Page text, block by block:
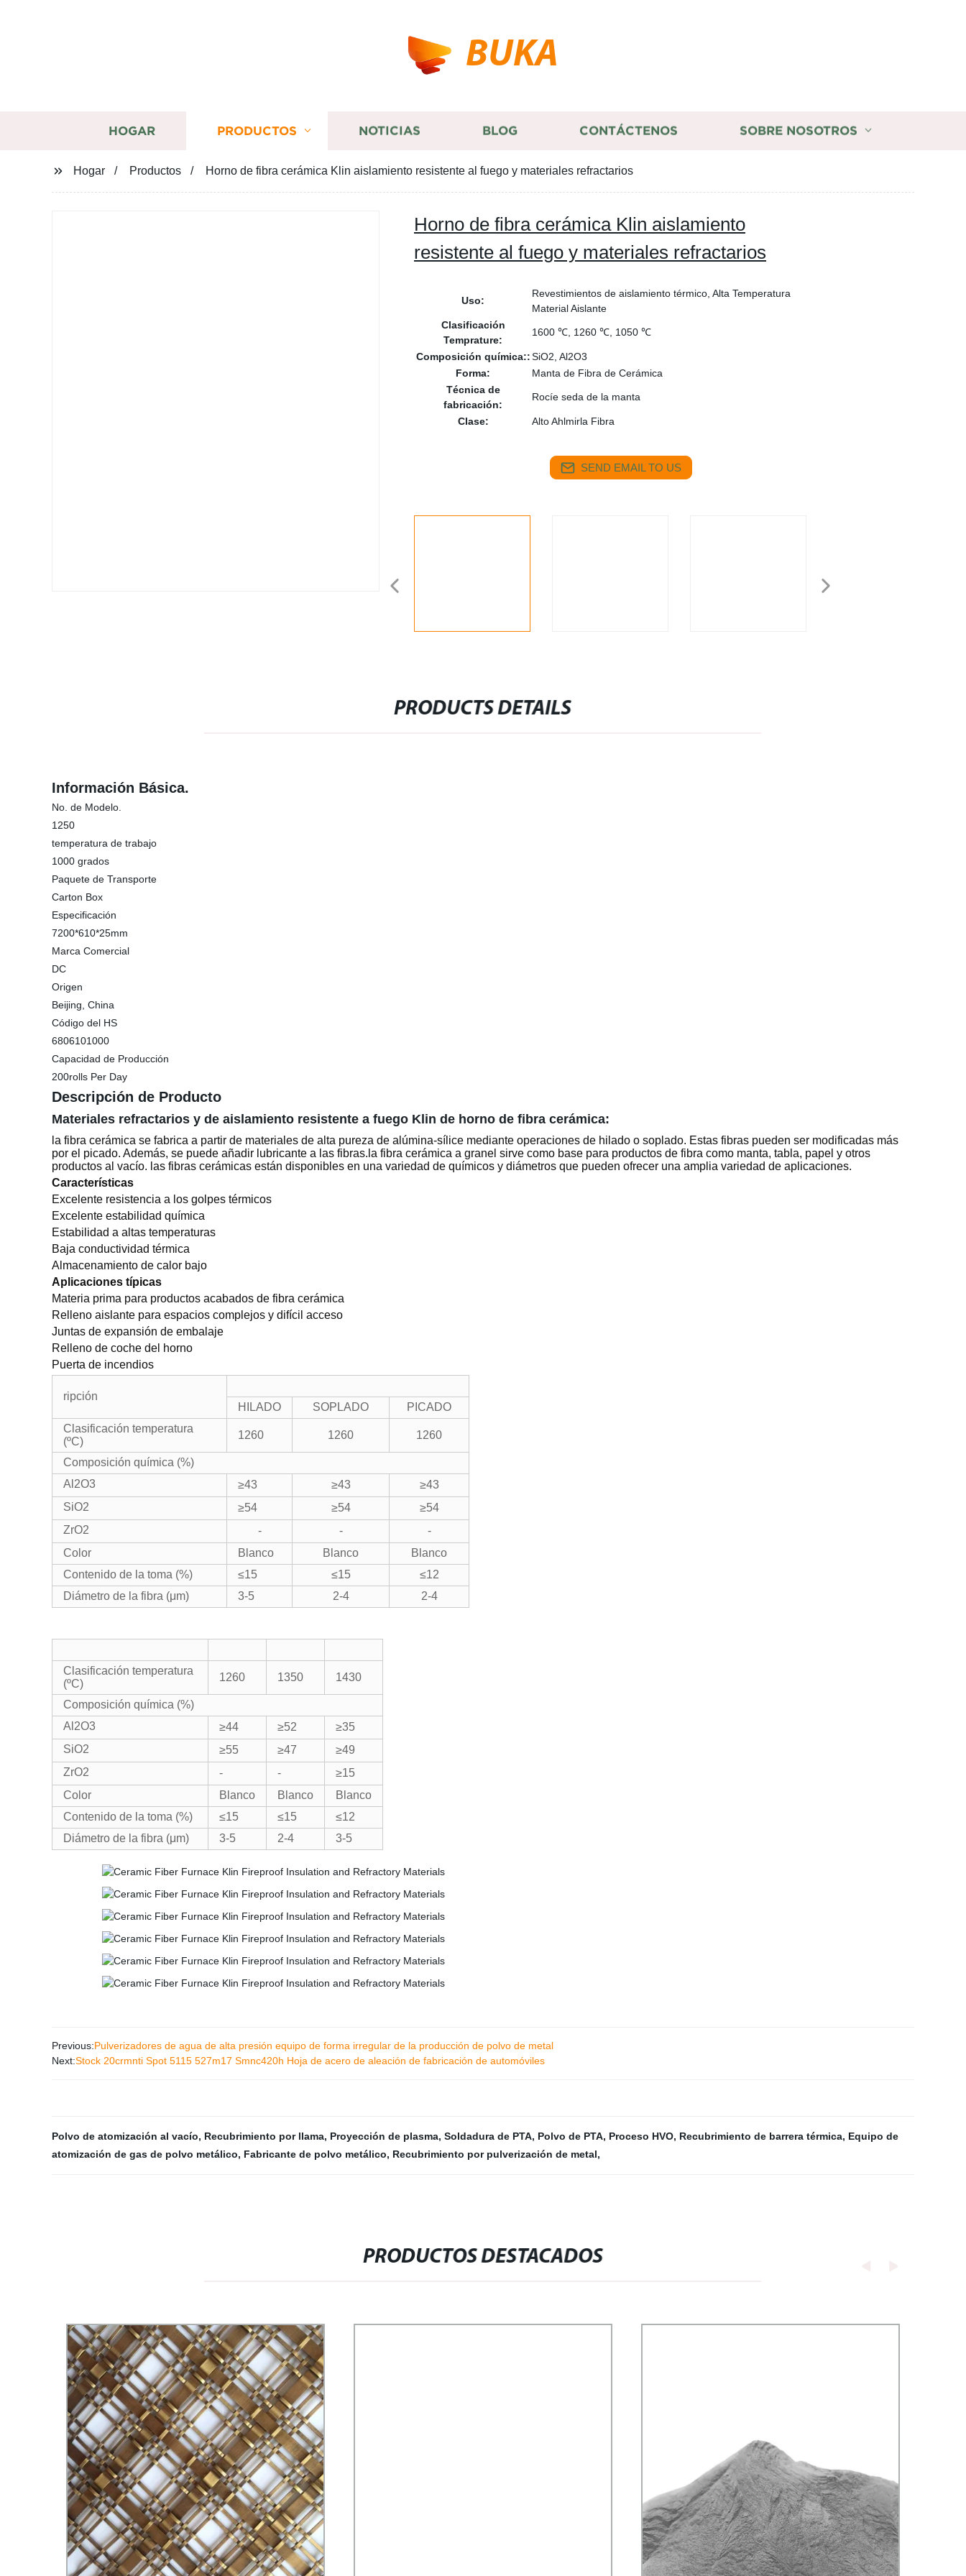
BUKA
HOGAR PRODUCTOS NOTICIAS BLOG CONTÁCTENOS SOBRE NOSOTROS
Hogar Productos Horno de fibra cerámica Klin aislamiento resistente al fuego y materiales refractarios
Horno de fibra cerámica Klin aislamiento
resistente al fuego y materiales refractarios
Uso:
Revestimientos de aislamiento térmico, Alta Temperatura
Material Aislante
Clasificación
Temprature:
1600 ℃, 1260 ℃, 1050 ℃
Composición química::SiO2, Al2O3
Forma:
Manta de Fibra de Cerámica
Técnica de
fabricación:
Rocíe seda de la manta
Clase: Alto Ahlmirla Fibra
SEND EMAIL TO US
PRODUCTS DETAILS
Información Básica.
No. de Modelo.
1250
temperatura de trabajo
1000 grados
Paquete de Transporte
Carton Box
Especificación
7200*610*25mm
Marca Comercial
DC
Origen
Beijing, China
Código del HS
6806101000
Capacidad de Producción
200rolls Per Day
Descripción de Producto
Materiales refractarios y de aislamiento resistente a fuego Klin de horno de fibra cerámica:
la fibra cerámica se fabrica a partir de materiales de alta pureza de alúmina-sílice mediante operaciones de hilado o soplado. Estas fibras pueden ser modificadas más
por el picado. Además, se puede añadir lubricante a las fibras.la fibra cerámica a granel sirve como base para productos de fibra como manta, tabla, papel y otros
productos al vacío. las fibras cerámicas están disponibles en una variedad de químicos y diámetros que pueden ofrecer una amplia variedad de aplicaciones.
Características
Excelente resistencia a los golpes térmicos
Excelente estabilidad química
Estabilidad a altas temperaturas
Baja conductividad térmica
Almacenamiento de calor bajo
Aplicaciones típicas
Materia prima para productos acabados de fibra cerámica
Relleno aislante para espacios complejos y difícil acceso
Juntas de expansión de embalaje
Relleno de coche del horno
Puerta de incendios
ripción
HILADO
SOPLADO
PICADO
Clasificación temperatura
(ºC)
1260 1260 1260
Composición química (%)
Al2O3
≥43 ≥43
≥43
SiO2
≥54 ≥54
≥54
ZrO2
- -
-
Color
Blanco Blanco
Blanco
Contenido de la toma (%)
≤15 ≤15
≤12
Diámetro de la fibra (μm)
3-5 2-4 2-4
Clasificación temperatura
(ºC)
1260 1350 1430
Composición química (%)
Al2O3
≥44 ≥52
≥35
SiO2
≥55 ≥47
≥49
ZrO2
- -
≥15
Color
Blanco Blanco
Blanco
Contenido de la toma (%)
≤15 ≤15
≤12
Diámetro de la fibra (μm)
3-5 2-4 3-5
Previous:Pulverizadores de agua de alta presión equipo de forma irregular de la producción de polvo de metal
Next:Stock 20crmnti Spot 5115 527m17 Smnc420h Hoja de acero de aleación de fabricación de automóviles
Polvo de atomización al vacío, Recubrimiento por llama, Proyección de plasma, Soldadura de PTA, Polvo de PTA, Proceso HVO, Recubrimiento de barrera térmica, Equipo de
atomización de gas de polvo metálico, Fabricante de polvo metálico, Recubrimiento por pulverización de metal,
PRODUCTOS DESTACADOS